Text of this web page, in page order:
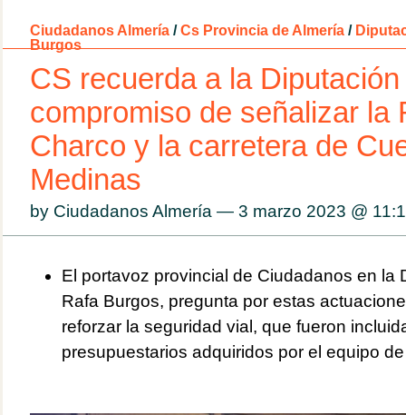
Ciudadanos Almería / Cs Provincia de Almería /
Burgos
CS recuerda a la
compromiso de señalizar la
Charco y la carretera de
Medinas
by Ciudadanos Almería — 3 marzo 2023 @
El portavoz provincial de Ciudadanos en la
Rafa Burgos, pregunta por estas
reforzar la seguridad vial, que fueron
presupuestarios adquiridos por el equipo